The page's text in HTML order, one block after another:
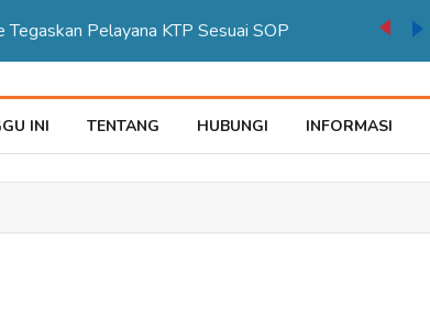
Tegaskan Pelayana KTP Sesuai SOP
INI TENTANG HUBUNGI INFORMASI